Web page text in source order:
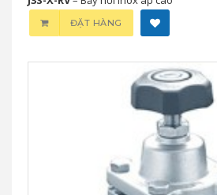
ĐẶT HÀNG